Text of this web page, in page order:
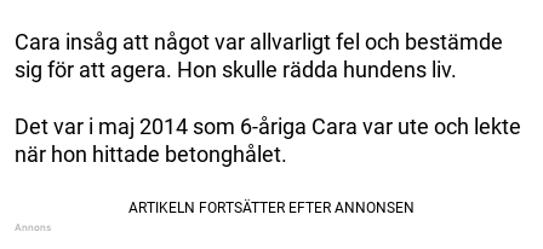
Cara insåg att något var allvarligt fel och bestämde
sig för att agera. Hon skulle rädda hundens liv.
Det var i maj 2014 som 6-åriga Cara var ute och lekte
när hon hittade betonghålet.